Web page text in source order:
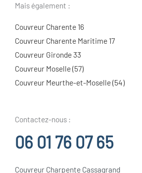
Mais également :
Couvreur Charente 16
Couvreur Charente Maritime 17
Couvreur Gironde 33
Couvreur Moselle (57)
Couvreur Meurthe-et-Moselle (54)
Contactez-nous :
06 01 76 07 65
Couvreur Charpente Cassagrand